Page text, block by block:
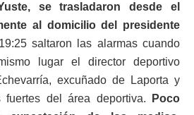
se trasladaron desde el
al domicilio del presidente
saltaron las alarmas cuando
lugar el director deportivo
excuñado de Laporta y
del área deportiva.
Poco